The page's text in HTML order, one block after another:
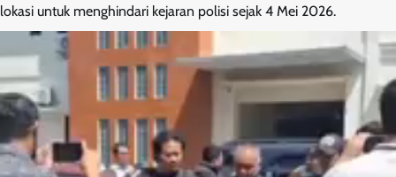
lokasi untuk menghindari kejaran polisi sejak 4 Mei 2026.